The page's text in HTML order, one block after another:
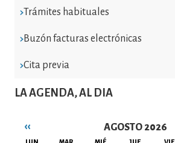
Trámites habituales
Buzón facturas electrónicas
Cita previa
LA AGENDA, AL DIA
AGOSTO 2026
‹‹
LUN MAR MIÉ JUE VIE